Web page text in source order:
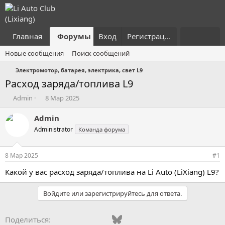
Главная Форумы Что нового?
Вход Регистрация
Новые сообщения Поиск сообщений
Электромотор, батарея, электрика, свет L9
Расход заряда/топлива L9
А
т
т
е
м
ы
Admin
Д
т
а
н
а
л
8 Мар 2025
Admin
Administrator Команда форума
8 Мар 2025 #1
Какой у вас расход заряда/топлива на Li Auto (LiXiang) L9?
Войдите или зарегистрируйтесь для ответа.
Поделиться: Odnoklassniki
Mail.ruBluesky